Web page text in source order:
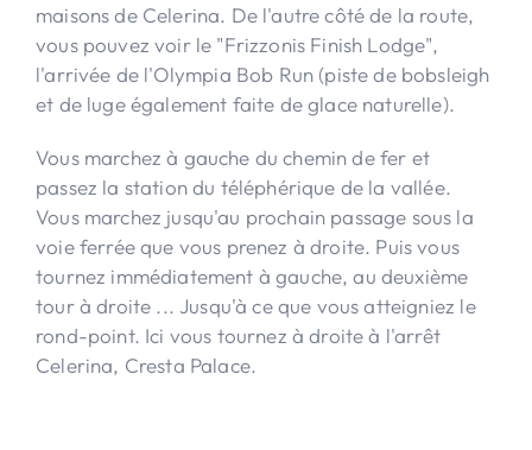
maisons de Celerina. De l'autre côté de la route,
vous pouvez voir le "Frizzonis Finish Lodge",
l'arrivée de l'Olympia Bob Run (piste de bobsleigh
et de luge également faite de glace naturelle).
Vous marchez à gauche du chemin de fer et
passez la station du téléphérique de la vallée.
Vous marchez jusqu'au prochain passage sous la
voie ferrée que vous prenez à droite. Puis vous
tournez immédiatement à gauche, au deuxième
tour à droite ... Jusqu'à ce que vous atteigniez le
rond-point. Ici vous tournez à droite à l'arrêt
Celerina, Cresta Palace.